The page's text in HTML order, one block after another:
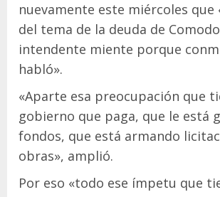
nuevamente este miércoles que
del tema de la deuda de
intendente miente porque
habló».
«Aparte esa preocupación que
gobierno que paga, que le está
fondos, que está armando
obras», amplió.
Por eso «todo ese ímpetu que